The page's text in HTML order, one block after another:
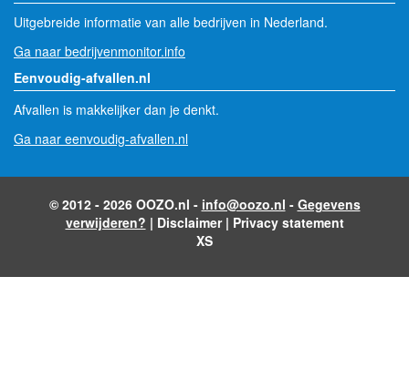
Uitgebreide informatie van alle bedrijven in Nederland.
Ga naar bedrijvenmonitor.info
Eenvoudig-afvallen.nl
Afvallen is makkelijker dan je denkt.
Ga naar eenvoudig-afvallen.nl
© 2012 - 2026 OOZO.nl - info@oozo.nl - Gegevens
verwijderen? | Disclaimer| Privacy statement
XS